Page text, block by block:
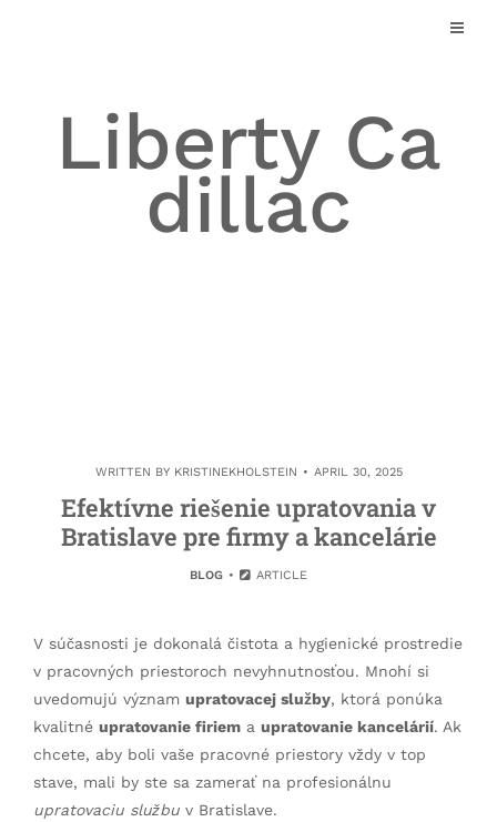
Liberty Ca
dillac
WRITTEN BY KRISTINEKHOLSTEIN APRIL 30, 2025
Efektívne riešenie upratovania v
Bratislave pre firmy a kancelárie
BLOG ARTICLE
V súčasnosti je dokonalá čistota a hygienické prostredie
v pracovných priestoroch nevyhnutnosťou. Mnohí si
uvedomujú význam upratovacej služby, ktorá ponúka
kvalitné upratovanie firiem a upratovanie kancelárií. Ak
chcete, aby boli vaše pracovné priestory vždy v top
stave, mali by ste sa zamerať na profesionálnu
upratovaciu službu v Bratislave.